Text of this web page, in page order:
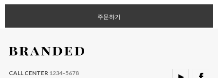
주문하기
CALL CENTER1234-5678